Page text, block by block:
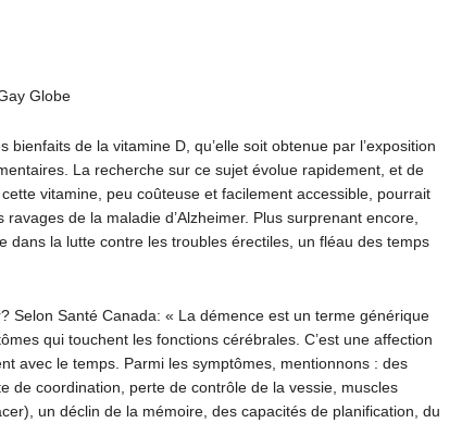
Globe
de la vitamine D, qu’elle soit obtenue par l’exposition
La recherche sur ce sujet évolue rapidement, et de
vitamine, peu coûteuse et facilement accessible, pourrait
de la maladie d’Alzheimer. Plus surprenant encore,
dans la lutte contre les troubles érectiles, un fléau des temps
Selon Santé Canada: « La démence est un terme générique
qui touchent les fonctions cérébrales. C’est une affection
avec le temps. Parmi les symptômes, mentionnons : des
de coordination, perte de contrôle de la vessie, muscles
un déclin de la mémoire, des capacités de planification, du